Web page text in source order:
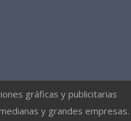
gráficas y publicitarias
y grandes empresas.